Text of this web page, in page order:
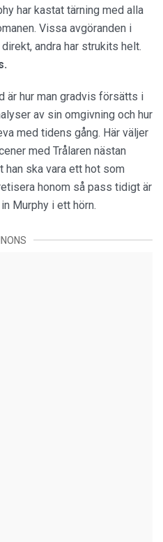
har kastat tärning med alla
Vissa avgöranden i
andra har strukits helt.
är hur man gradvis försätts i
av sin omgivning och hur
med tidens gång. Här väljer
med Trålaren nästan
han ska vara ett hot som
honom så pass tidigt är
Murphy i ett hörn.